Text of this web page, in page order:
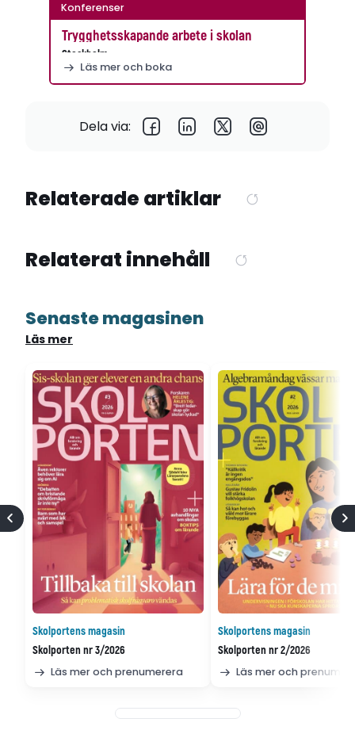
Konferenser
Trygghetsskapande arbete i skolan
Stockholm
Läs mer och boka
Dela via:
Relaterade artiklar
Relaterat innehåll
Senaste magasinen
Läs mer
Skolportens magasin
Skolporten nr 3/2026
Läs mer och prenumerera
Skolportens magasin
Skolporten nr 2/2026
Läs mer och